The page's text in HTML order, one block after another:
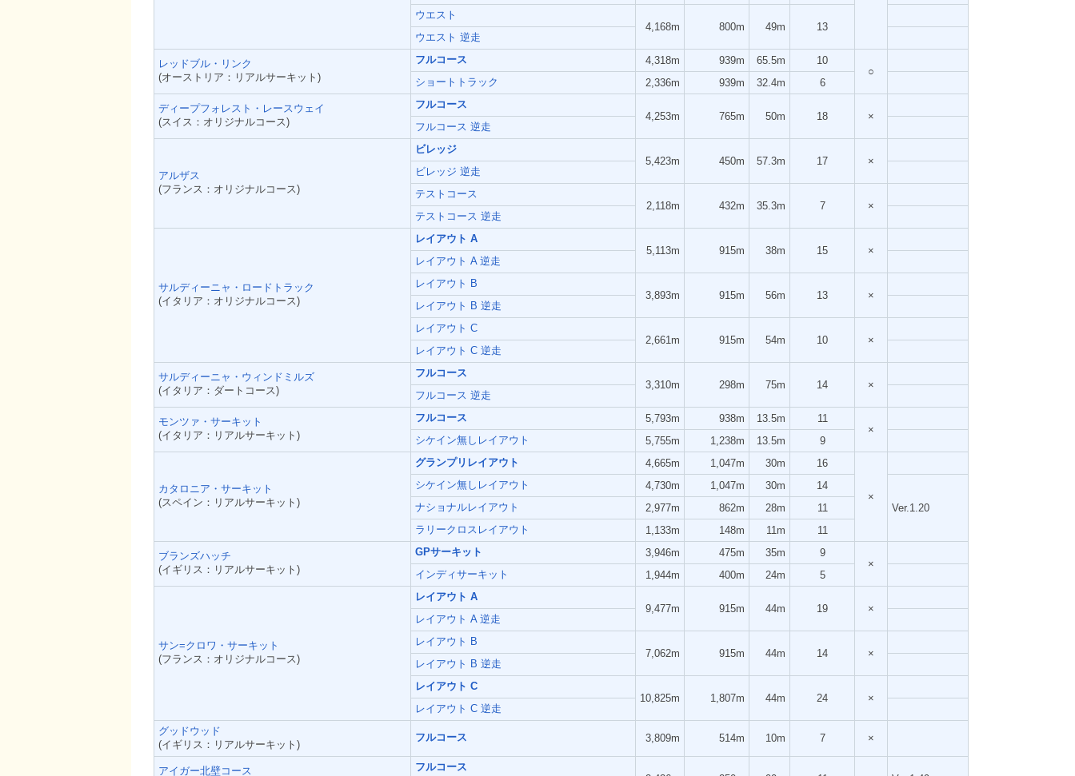
ウエスト
4,168m
800m 49m
13
ウエスト 逆走
レッドブル・リンク
(オーストリア：リアルサーキット)
フルコース 4,318m 939m 65.5m
10
○
ショートトラック
2,336m 939m 32.4m 6
ディープフォレスト・レースウェイ
(スイス：オリジナルコース)
フルコース
4,253m
765m 50m 18
×
フルコース 逆走
アルザス
(フランス：オリジナルコース)
ビレッジ
5,423m
450m 57.3m 17
×
ビレッジ 逆走
テストコース
2,118m
432m 35.3m 7
×
テストコース 逆走
サルディーニャ・ロードトラック
(イタリア：オリジナルコース)
レイアウト A
5,113m
915m 38m 15
×
レイアウト A 逆走
レイアウト B
3,893m
915m 56m 13
×
レイアウト B 逆走
レイアウト C
2,661m
915m 54m 10
×
レイアウト C 逆走
サルディーニャ・ウィンドミルズ
(イタリア：ダートコース)
フルコース
3,310m
298m 75m 14
×
フルコース 逆走
モンツァ・サーキット
(イタリア：リアルサーキット)
フルコース 5,793m 938m 13.5m
11
×
シケイン無しレイアウト
5,755m 1,238m 13.5m 9
カタロニア・サーキット
(スペイン：リアルサーキット)
グランプリレイアウト 4,665m 1,047m 30m 16
×
シケイン無しレイアウト 4,730m 1,047m 30m
14
Ver.1.20
ナショナルレイアウト 2,977m 862m 28m
11
ラリークロスレイアウト
1,133m 148m 11m 11
ブランズハッチ
(イギリス：リアルサーキット)
GPサーキット 3,946m 475m 35m
9
×
インディサーキット
1,944m 400m 24m 5
サン=クロワ・サーキット
(フランス：オリジナルコース)
レイアウト A
9,477m
915m 44m 19
×
レイアウト A 逆走
レイアウト B
7,062m
915m 44m 14
×
レイアウト B 逆走
レイアウト C
10,825m
1,807m 44m 24
×
レイアウト C 逆走
グッドウッド
(イギリス：リアルサーキット)
フルコース 3,809m 514m 10m 7 ×
アイガー北壁コース
フルコース